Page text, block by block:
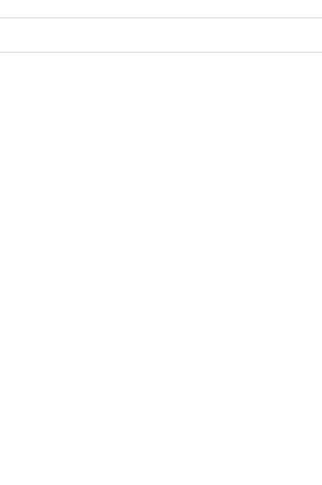
101 Reykjavík Vista